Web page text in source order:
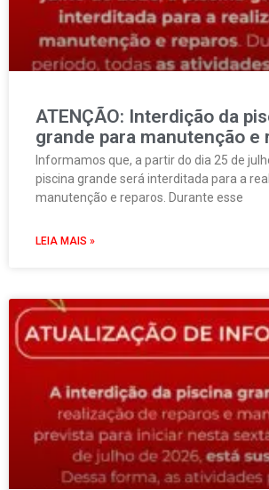
ATENÇÃO: Interdição da
grande para manutenção e
Informamos que, a partir do dia 25 de
piscina grande será interditada para a
manutenção e reparos. Durante esse
LEIA MAIS »